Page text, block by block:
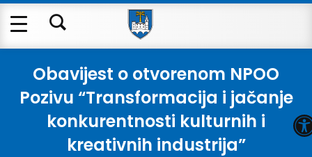
Obavijest o otvorenom NPOO
Pozivu “Transformacija i jačanje
konkurentnosti kulturnih i
kreativnih industrija”